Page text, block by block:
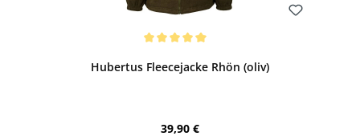
Hubertus Fleecejacke Rhön (oliv)
Regulärer Preis:
39,90 €